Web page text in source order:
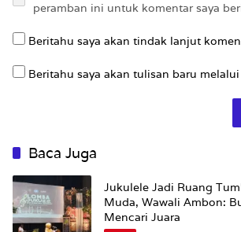
peramban ini untuk komentar saya
Beritahu saya akan tindak lanjut
Beritahu saya akan tulisan baru
Baca Juga
Jukulele Jadi Ruang
Muda, Wawali Ambon:
Mencari Juara